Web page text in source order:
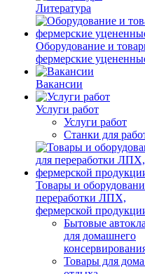
Литература
Оборудование и
фермерские
Вакансии
Услуги работ
Услуги работ
Станки для
Товары и
переработки ЛПХ,
фермерской
Бытовые
для домашнего
Товары для